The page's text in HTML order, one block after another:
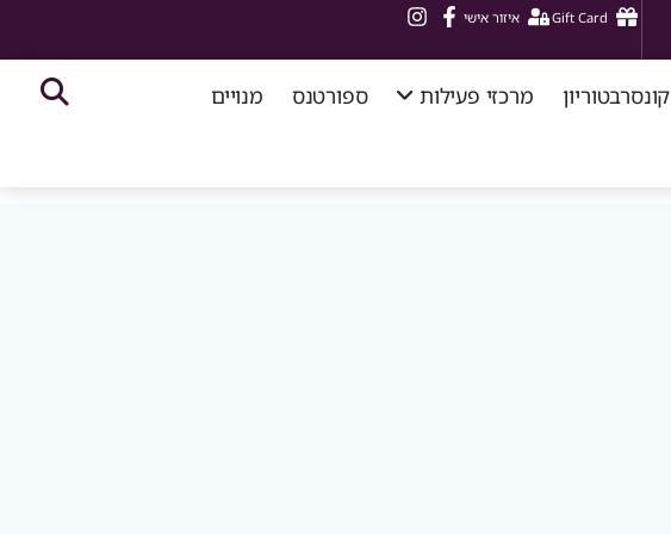
Gift Card איזור אישי
קונסרבטוריון מרכזי פעילות ספורטנס מנויים